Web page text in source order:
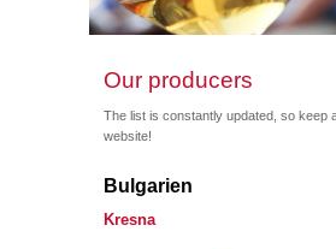
Our producers
The list is constantly updated, so keep
website!
Bulgarien
Kresna